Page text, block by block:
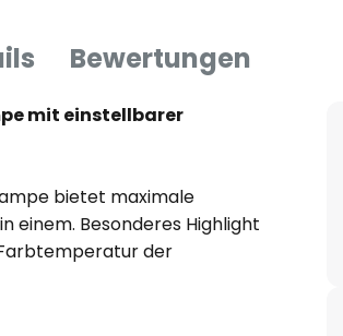
Bewertungen
mit einstellbarer
bietet maximale
einem. Besonderes Highlight
der